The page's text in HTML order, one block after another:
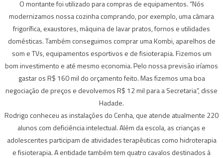
O montante foi utilizado para compras de equipamentos. “Nós
modernizamos nossa cozinha comprando, por exemplo, uma câmara
frigorífica, exaustores, máquina de lavar pratos, fornos e utilidades
domésticas. Também conseguimos comprar uma Kombi, aparelhos de
som e TVs, equipamentos esportivos e de fisioterapia. Fizemos um
bom investimento e até mesmo economia. Pelo nossa previsão iríamos
gastar os R$ 160 mil do orçamento feito. Mas fizemos uma boa
negociação de preços e devolvemos R$ 12 mil para a Secretaria”, disse
Hadade.
Rodrigo conheceu as instalações do Cenha, que atende atualmente 220
alunos com deficiência intelectual. Além da escola, as crianças e
adolescentes participam de atividades terapêuticas como hidroterapia
e fisioterapia. A entidade também tem quatro cavalos destinados à